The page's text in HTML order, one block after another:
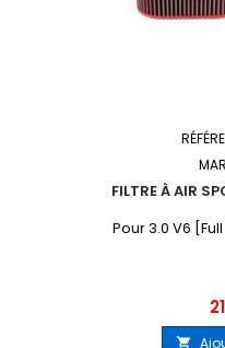
FILTRE À AIR
Pour 3.0 V6
